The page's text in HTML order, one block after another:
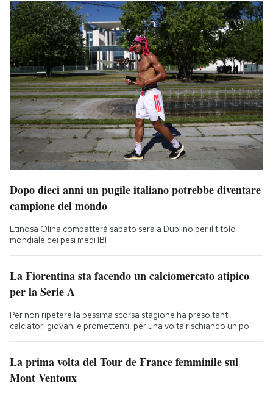
Dopo dieci anni un pugile italiano potrebbe diventare
campione del mondo
Etinosa Oliha combatterà sabato sera a Dublino per il titolo
mondiale dei pesi medi IBF
La Fiorentina sta facendo un calciomercato atipico
per la Serie A
Per non ripetere la pessima scorsa stagione ha preso tanti
calciatori giovani e promettenti, per una volta rischiando un po’
La prima volta del Tour de France femminile sul
Mont Ventoux